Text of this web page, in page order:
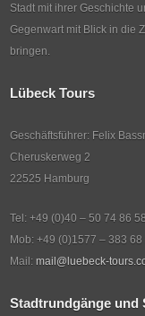
Stadt mit ihrer Geschichte
Gegenwart mit Blick in die
bringen.
Lübeck Tours
Geschäftsführer: Felix
Cheruskerweg 2
22525 Hamburg
Tel: +49 (0)40 – 50 74 86 58
Mob: +49 (0)1577 – 383 68
Mail:mail@luebeck-
Stadtrundgänge und